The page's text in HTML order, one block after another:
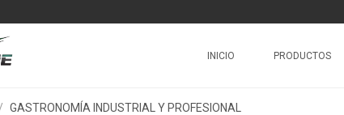
INICIO PRODUCTOS
GASTRONOMÍA INDUSTRIAL Y PROFESIONAL